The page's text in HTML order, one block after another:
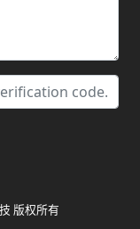
版权所有